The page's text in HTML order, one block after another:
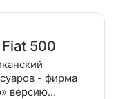
500
- фирма
версию